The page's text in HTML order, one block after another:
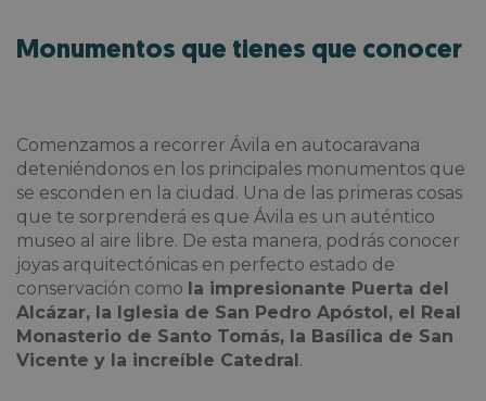
Monumentos que tienes que conocer
Comenzamos a recorrer Ávila en autocaravana
deteniéndonos en los principales monumentos que
se esconden en la ciudad. Una de las primeras cosas
que te sorprenderá es que Ávila es un auténtico
museo al aire libre. De esta manera, podrás conocer
joyas arquitectónicas en perfecto estado de
conservación como la impresionante Puerta del
Alcázar, la Iglesia de San Pedro Apóstol, el Real
Monasterio de Santo Tomás, la Basílica de San
Vicente y la increíble Catedral.